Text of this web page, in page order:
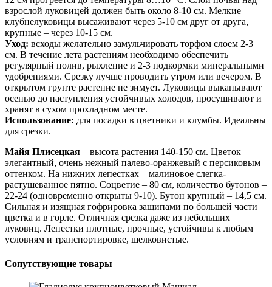
взрослой луковицей должен быть около 8-10 см. Мелкие
клубнелуковицы высаживают через 5-10 см друг от друга,
крупные – через 10-15 см.
Уход: всходы желательно замульчировать торфом слоем 2-3
см. В течение лета растениям необходимо обеспечить
регулярный полив, рыхление и 2-3 подкормки минеральными
удобрениями. Срезку лучше проводить утром или вечером. В
открытом грунте растение не зимует. Луковицы выкапывают
осенью до наступления устойчивых холодов, просушивают и
хранят в сухом прохладном месте.
Использование: для посадки в цветники и клумбы. Идеальны
для срезки.
Майя Плисецкая – высота растения 140-150 см. Цветок
элегантный, очень нежный палево-оранжевый с персиковым
оттенком. На нижних лепестках – малиновое слегка-
растушеванное пятно. Соцветие – 80 см, количество бутонов –
22-24 (одновременно открыты 9-10). Бутон крупный – 14,5 см.
Сильная и изящная гофрировка защипами по большей части
цветка и в горле. Отличная срезка даже из небольших
луковиц. Лепестки плотные, прочные, устойчивы к любым
условиям и транспортировке, шелковистые.
Сопутствующие товары